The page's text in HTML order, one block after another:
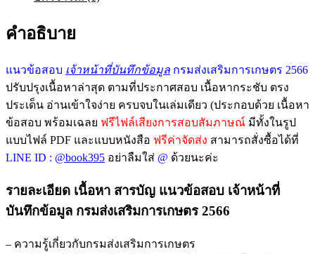
คำอธิบาย
แนวข้อสอบ เจ้าหน้าที่บันทึกข้อมูล กรมส่งเสริมการเกษตร 2566
ปรับปรุงเนื้อหาล่าสุด ตามที่ประกาศสอบ เนื้อหากระชับ ตรง
ประเด็น อ่านเข้าใจง่าย ครบจบในเล่มเดียว (ประกอบด้วย เนื้อหา
ข้อสอบ พร้อมเฉลย ฟรีไฟล์เสียงการสอบสัมภาษณ์ มีทั้งในรูป
แบบไฟล์ PDF และแบบหนังสือ ฟรีค่าจัดส่ง สามารถสั่งซื้อได้ที่
LINE ID : @book395 อย่าลืมใส่ @ ด้วยนะค่ะ
รายละเอียด เนื้อหา สารบัญ แนวข้อสอบ เจ้าหน้าที่
บันทึกข้อมูล กรมส่งเสริมการเกษตร 2566
– ความรู้เกี่ยวกับกรมส่งเสริมการเกษตร